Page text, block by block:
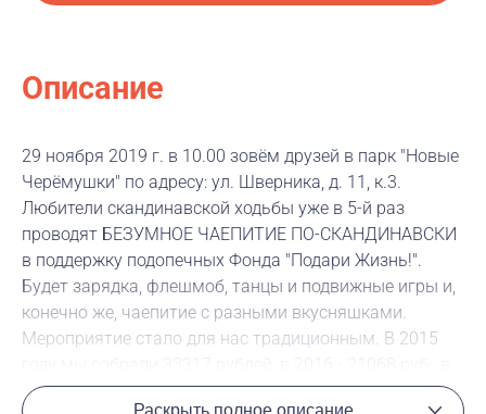
Описание
29 ноября 2019 г. в 10.00 зовём друзей в парк "Новые
Черёмушки" по адресу: ул. Шверника, д. 11, к.3.
Любители скандинавской ходьбы уже в 5-й раз
проводят БЕЗУМНОЕ ЧАЕПИТИЕ ПО-СКАНДИНАВСКИ
в поддержку подопечных Фонда "Подари Жизнь!".
Будет зарядка, флешмоб, танцы и подвижные игры и,
конечно же, чаепитие с разными вкусняшками.
Мероприятие стало для нас традиционным. В 2015
2017 - 24187 руб., в 2018 - 31300 рублей. Пусть это не
Раскрыть полное описание